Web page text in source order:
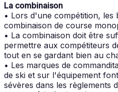
La combinaison
• Lors d'une compétition, les
combinaison de course
• La combinaison doit être
permettre aux compétiteurs
tout en se gardant bien au
• Les marques de
de ski et sur l'équipement
sévères dans les règlements